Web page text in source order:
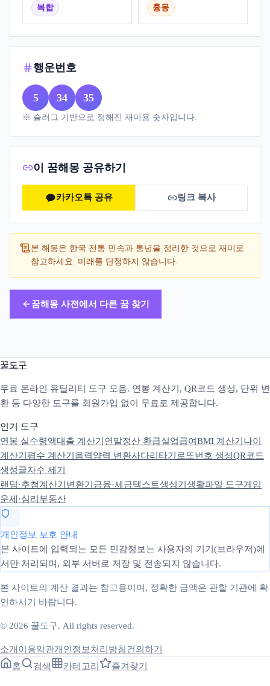
복합 흉몽
행운번호
5 34 35
※ 슬러그 기반으로 정해진 재미용 숫자입니다.
이 꿈해몽 공유하기
카카오톡 공유 링크 복사
본 해몽은 한국 전통 민속과 통념을 정리한 것으로 재미로
참고하세요. 미래를 단정하지 않습니다.
꿈해몽 사전에서 다른 꿈 찾기
꿀도구
무료 온라인 유틸리티 도구 모음. 연봉 계산기, QR코드 생성, 단위 변
환 등 다양한 도구를 회원가입 없이 무료로 제공합니다.
인기 도구
연봉 실수령액대출 계산기 연말정산 환급실업급여BMI 계산기 나이
계산기 평수 계산기 음력양력 변환사다리타기 로또번호 생성QR코드
생성글자수 세기
랜덤·추첨계산기 변환기 금융·세금텍스트생성기 생활파일 도구게임
운세·심리 부동산
개인정보 보호 안내
본 사이트에 입력되는 모든 민감정보는 사용자의 기기(브라우저)에
서만 처리되며, 외부 서버로 저장 및 전송되지 않습니다.
본 사이트의 계산 결과는 참고용이며, 정확한 금액은 관할 기관에 확
인하시기 바랍니다.
© 2026 꿀도구. All rights reserved.
소개 이용약관개인정보처리방침건의하기
홈
검색 카테고리 즐겨찾기